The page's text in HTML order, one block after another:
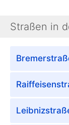
Straßen in